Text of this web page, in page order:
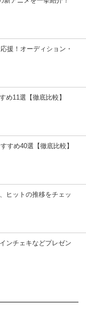
援！オーディション・
め11選【徹底比較】
すめ40選【徹底比較】
ヒットの推移をチェッ
ンチェキなどプレゼン